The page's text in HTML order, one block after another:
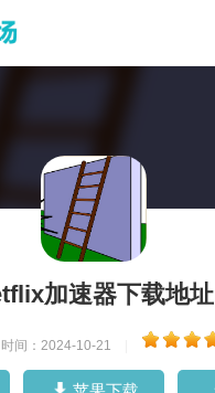
加速器下载地址
时间：2024-10-21